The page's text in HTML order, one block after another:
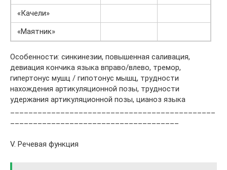
«Качели»
«Маятник»
Особенности: синкинезии, повышенная саливация,
девиация кончика языка вправо/влево, тремор,
гипертонус мушц / гипотонус мышц, трудности
нахождения артикуляционной позы, трудности
удержания артикуляционной позы, цианоз языка
V. Речевая функция